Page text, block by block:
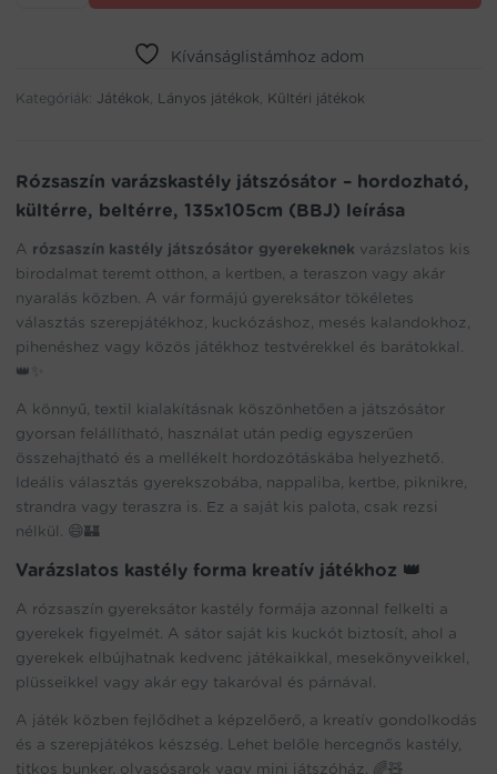
játszósátor
beltérre,
Kívánságlistámhoz adom
Kategóriák: Játékok, Lányos játékok, Kültéri játékok
Rózsaszín varázskastély játszósátor – hordozható,
kültérre, beltérre, 135x105cm (BBJ) leírása
A rózsaszín kastély játszósátor gyerekeknek varázslatos kis
birodalmat teremt otthon, a kertben, a teraszon vagy akár
nyaralás közben. A vár formájú gyereksátor tökéletes
választás szerepjátékhoz, kuckózáshoz, mesés kalandokhoz,
pihenéshez vagy közös játékhoz testvérekkel és barátokkal.
👑✨
A könnyű, textil kialakításnak köszönhetően a játszósátor
gyorsan felállítható, használat után pedig egyszerűen
összehajtható és a mellékelt hordozótáskába helyezhető.
Ideális választás gyerekszobába, nappaliba, kertbe, piknikre,
strandra vagy teraszra is. Ez a saját kis palota, csak rezsi
nélkül. 😄🏰
Varázslatos kastély forma kreatív játékhoz 👑
A rózsaszín gyereksátor kastély formája azonnal felkelti a
gyerekek figyelmét. A sátor saját kis kuckót biztosít, ahol a
gyerekek elbújhatnak kedvenc játékaikkal, mesekönyveikkel,
plüsseikkel vagy akár egy takaróval és párnával.
A játék közben fejlődhet a képzelőerő, a kreatív gondolkodás
és a szerepjátékos készség. Lehet belőle hercegnős kastély,
titkos bunker, olvasósarok vagy mini játszóház. 🌈🧸